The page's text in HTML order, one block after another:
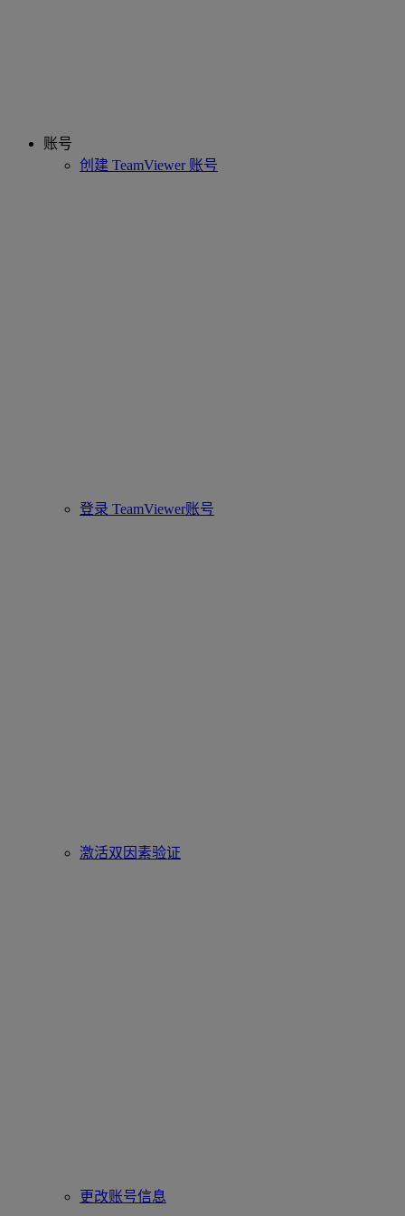
账号
创建 TeamViewer 账号
登录 TeamViewer账号
激活双因素验证
更改账号信息